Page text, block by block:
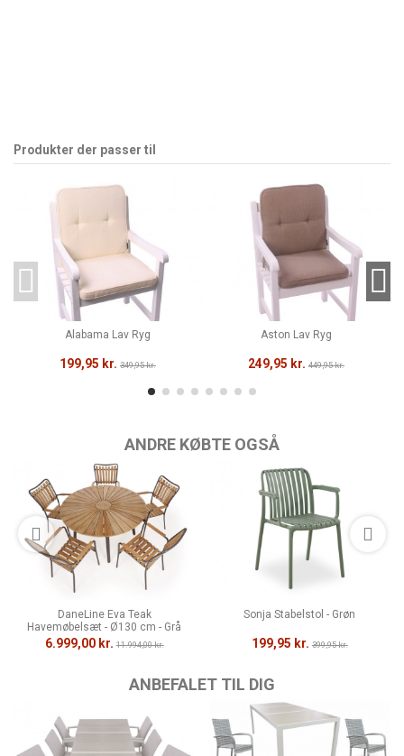
Produkter der passer til
Alabama Lav Ryg
199,95 kr. 349,95 kr.
Aston Lav Ryg
249,95 kr. 449,95 kr.
ANDRE KØBTE OGSÅ
DaneLine Eva Teak
Havemøbelsæt - Ø130 cm - Grå
6.999,00 kr. 11.994,00 kr.
Sonja Stabelstol - Grøn
199,95 kr. 399,95 kr.
ANBEFALET TIL DIG